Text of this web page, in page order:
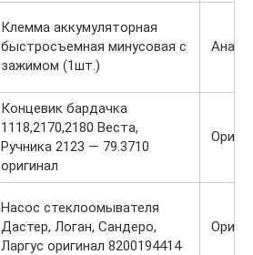
Клемма аккумуляторная
быстросъемная минусовая с
зажимом (1шт.)
Концевик бардачка
1118,2170,2180 Веста,
Ручника 2123 — 79.3710
оригинал
Насос стеклоомывателя
Дастер, Логан, Сандеро,
Ларгус оригинал 8200194414